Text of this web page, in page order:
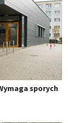
sporych